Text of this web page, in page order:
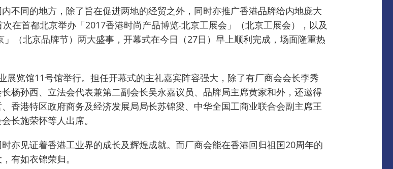
不同的地方，除了旨在促进两地的经贸之外，同时亦推广香港品牌给内地庞大
在首都北京举办「2017香港时尚产品博览‧北京工展会」（北京工展会），以及
（北京品牌节）两大盛事，开幕式在今日（27日）早上顺利完成，场面隆重热
览馆11号馆举行。 担任开幕式的主礼嘉宾阵容强大，除了有厂商会会长李秀
杨孙西、立法会代表兼第二副会长吴永嘉议员、品牌局主席黄家和外，还邀得
香港特区政府商务及经济发展局局长苏锦梁、中华全国工商业联合会副主席王
长施荣怀等人出席。
亦见证着香港工业界的成长及辉煌成就。 而厂商会能在香港回归祖国20周年的
有如衣锦荣归。